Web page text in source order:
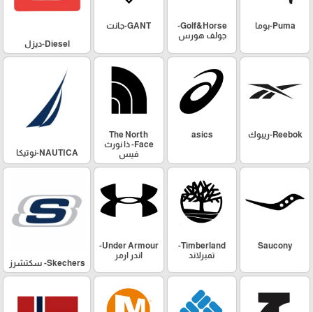
Puma-بوما
Golf&Horse-
جولف هورس
GANT-جانت
Diesel-ديزل
Reebok-ريبوك asics
The North
Face- ذا نورث
فيس
NAUTICA-نوتيكا
Saucony
Timberland-
تمبرلاند
Under Armour-
اندر ارمر
Skechers- سكتشرز